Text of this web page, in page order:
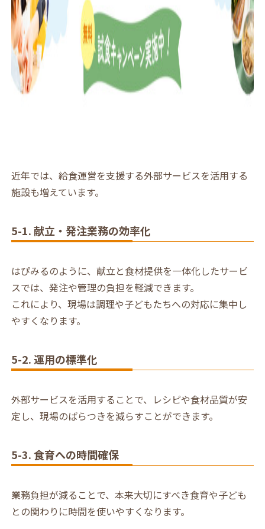
近年では、給食運営を支援する外部サービスを活用する
施設も増えています。
5-1. 献立・発注業務の効率化
はぴみるのように、献立と食材提供を一体化したサービ
スでは、発注や管理の負担を軽減できます。
これにより、現場は調理や子どもたちへの対応に集中し
やすくなります。
5-2. 運用の標準化
外部サービスを活用することで、レシピや食材品質が安
定し、現場のばらつきを減らすことができます。
5-3. 食育への時間確保
業務負担が減ることで、本来大切にすべき食育や子ども
との関わりに時間を使いやすくなります。